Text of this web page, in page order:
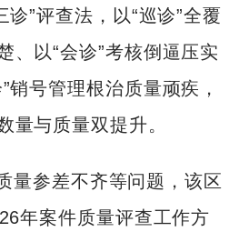
诊”评查法，以“巡诊”全覆
、以“会诊”考核倒逼压实
销号管理根治质量顽疾，
量与质量双提升。
量参差不齐等问题，该区
年案件质量评查工作方